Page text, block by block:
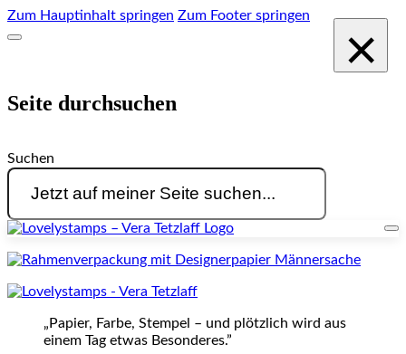
Zum Hauptinhalt springen Zum Footer springen
Seite durchsuchen
Suchen
×
„Papier, Farbe, Stempel – und plötzlich wird aus
einem Tag etwas Besonderes.”